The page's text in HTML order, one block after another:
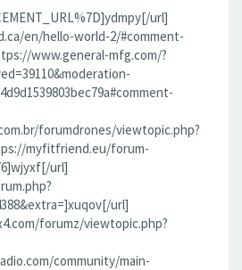
url]
en/hello-world-2/#comment-
www.general-mfg.com/?
forumdrones/viewtopic.php?
myfitfriend.eu/forum-
url]
url]
forumz/viewtopic.php?
community/main-